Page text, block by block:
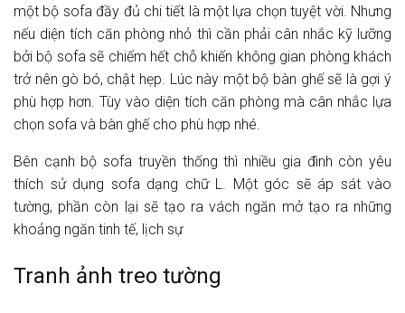
một bộ sofa đầy đủ chi tiết là một lựa chọn tuyệt vời. Nhưng
nếu diện tích căn phòng nhỏ thì cần phải cân nhắc kỹ lưỡng
bởi bộ sofa sẽ chiếm hết chỗ khiến không gian phòng khách
trở nên gò bó, chật hẹp. Lúc này một bộ bàn ghế sẽ là gợi ý
phù hợp hơn. Tùy vào diện tích căn phòng mà cân nhắc lựa
chọn sofa và bàn ghế cho phù hợp nhé.
Bên cạnh bộ sofa truyền thống thì nhiều gia đình còn yêu
thích sử dụng sofa dạng chữ L. Một góc sẽ áp sát vào
tường, phần còn lại sẽ tạo ra vách ngăn mở tạo ra những
khoảng ngăn tinh tế, lịch sự
Tranh ảnh treo tường